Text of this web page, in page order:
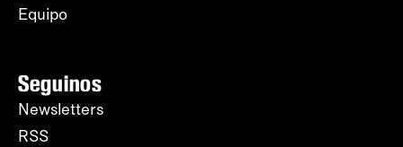
Equipo
Seguinos
Newsletters
RSS